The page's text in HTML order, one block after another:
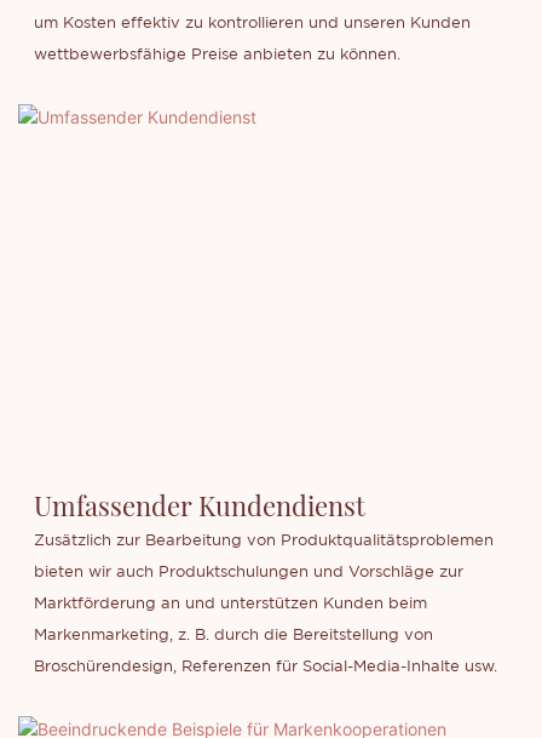
um Kosten effektiv zu kontrollieren und unseren Kunden
wettbewerbsfähige Preise anbieten zu können.
Umfassender Kundendienst
Zusätzlich zur Bearbeitung von Produktqualitätsproblemen
bieten wir auch Produktschulungen und Vorschläge zur
Marktförderung an und unterstützen Kunden beim
Markenmarketing, z. B. durch die Bereitstellung von
Broschürendesign, Referenzen für Social-Media-Inhalte usw.